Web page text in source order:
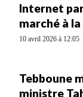
Internet
marché à
10 avril 2026 à 12:05
Tebboune
ministre